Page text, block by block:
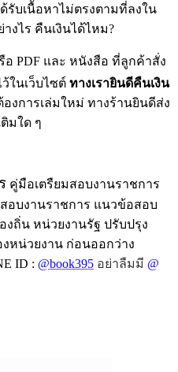
รับเนื้อหาไม่ตรงตามที่ลงใน
งไร คืนเงินได้ไหม?
อ PDF และ หนังสือ ที่ลูกค้าสั่ง
ในเว็บไซต์ ทางเรายินดีคืนเงิน
งการเล่มใหม่ ทางร้านยินดีส่ง
มใด ๆ
คู่มือเตรืยมสอบงานราชการ
อบงานราชการ แนวข้อสอบ
ถิ่น หน่วยงานรัฐ ปรับปรุง
หน่วยงาน ก่อนออกว่าง
ID : @book395 อย่าลืมมี @